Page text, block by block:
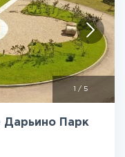
/ 5
Дарьино Парк